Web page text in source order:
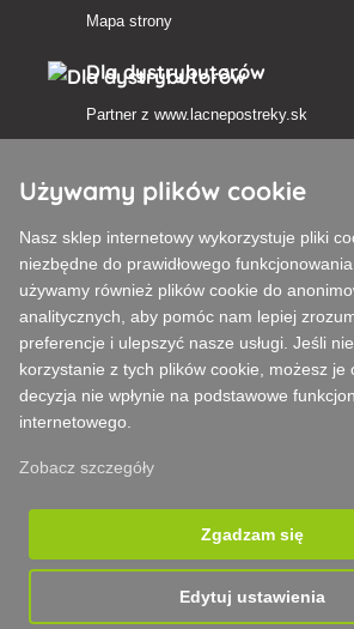
Mapa strony
Dla dystrybutorów
Partner z www.lacnepostreky.sk
Zawsze służymy fachową poradą
Reklamacje są rozpatrywane w ciągu
Używamy plików cookie
Nasz sklep internetowy wykorzystuje pliki
niezbędne do prawidłowego
używamy również plików cookie do
analitycznych, aby pomóc nam lepiej
preferencje i ulepszyć nasze usługi. Jeśli
korzystanie z tych plików cookie, możesz je
decyzja nie wpłynie na podstawowe
internetowego.
Zobacz szczegóły
Zgadzam się
Edytuj ustawienia